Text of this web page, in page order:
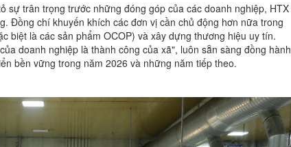
sự trân trọng trước những đóng góp của các doanh nghiệp, HTX
Đồng chí khuyến khích các đơn vị cần chủ động hơn nữa trong
biệt là các sản phẩm OCOP) và xây dựng thương hiệu uy tín.
doanh nghiệp là thành công của xã", luôn sẵn sàng đồng hành
bền vững trong năm 2026 và những năm tiếp theo.